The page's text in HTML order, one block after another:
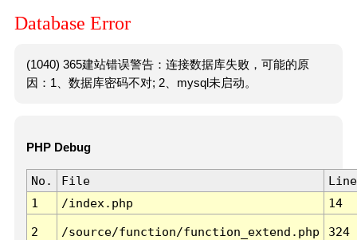
Database Error
(1040) 365建站错误警告：连接数据库失败，可能的原
因：1、数据库密码不对; 2、mysql未启动。
PHP Debug
No. File
Line
1
/index.php 14
2 /source/function/function_extend.php 324